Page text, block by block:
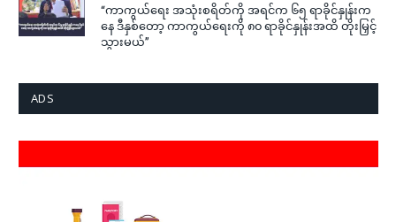
“ကာကွယ်ရေး အသုံးစရိတ်ကို အရင်က ၆၅ ရာခိုင်နှုန်းက
နေ ဒီနှစ်တော့ ကာကွယ်ရေးကို ၈၀ ရာခိုင်နှုန်းအထိ တိုးမြှင့်
သွားမယ်”
ADS